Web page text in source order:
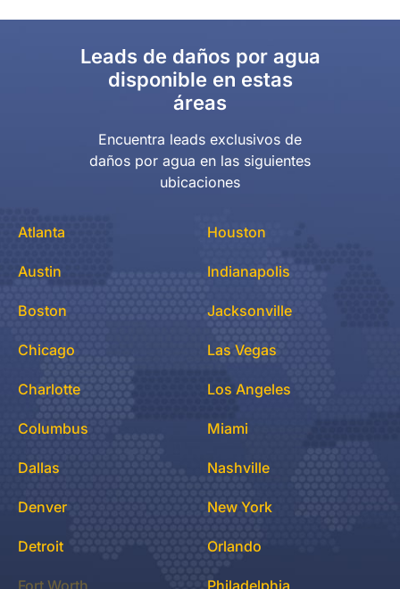
Leads de daños por agua
disponible en estas
áreas
Encuentra leads exclusivos de
daños por agua en las siguientes
ubicaciones
Atlanta
Austin
Boston
Chicago
Charlotte
Columbus
Dallas
Denver
Detroit
Houston
Indianapolis
Jacksonville
Las Vegas
Los Angeles
Miami
Nashville
New York
Orlando